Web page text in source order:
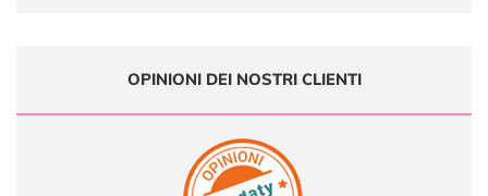
OPINIONI DEI NOSTRI CLIENTI